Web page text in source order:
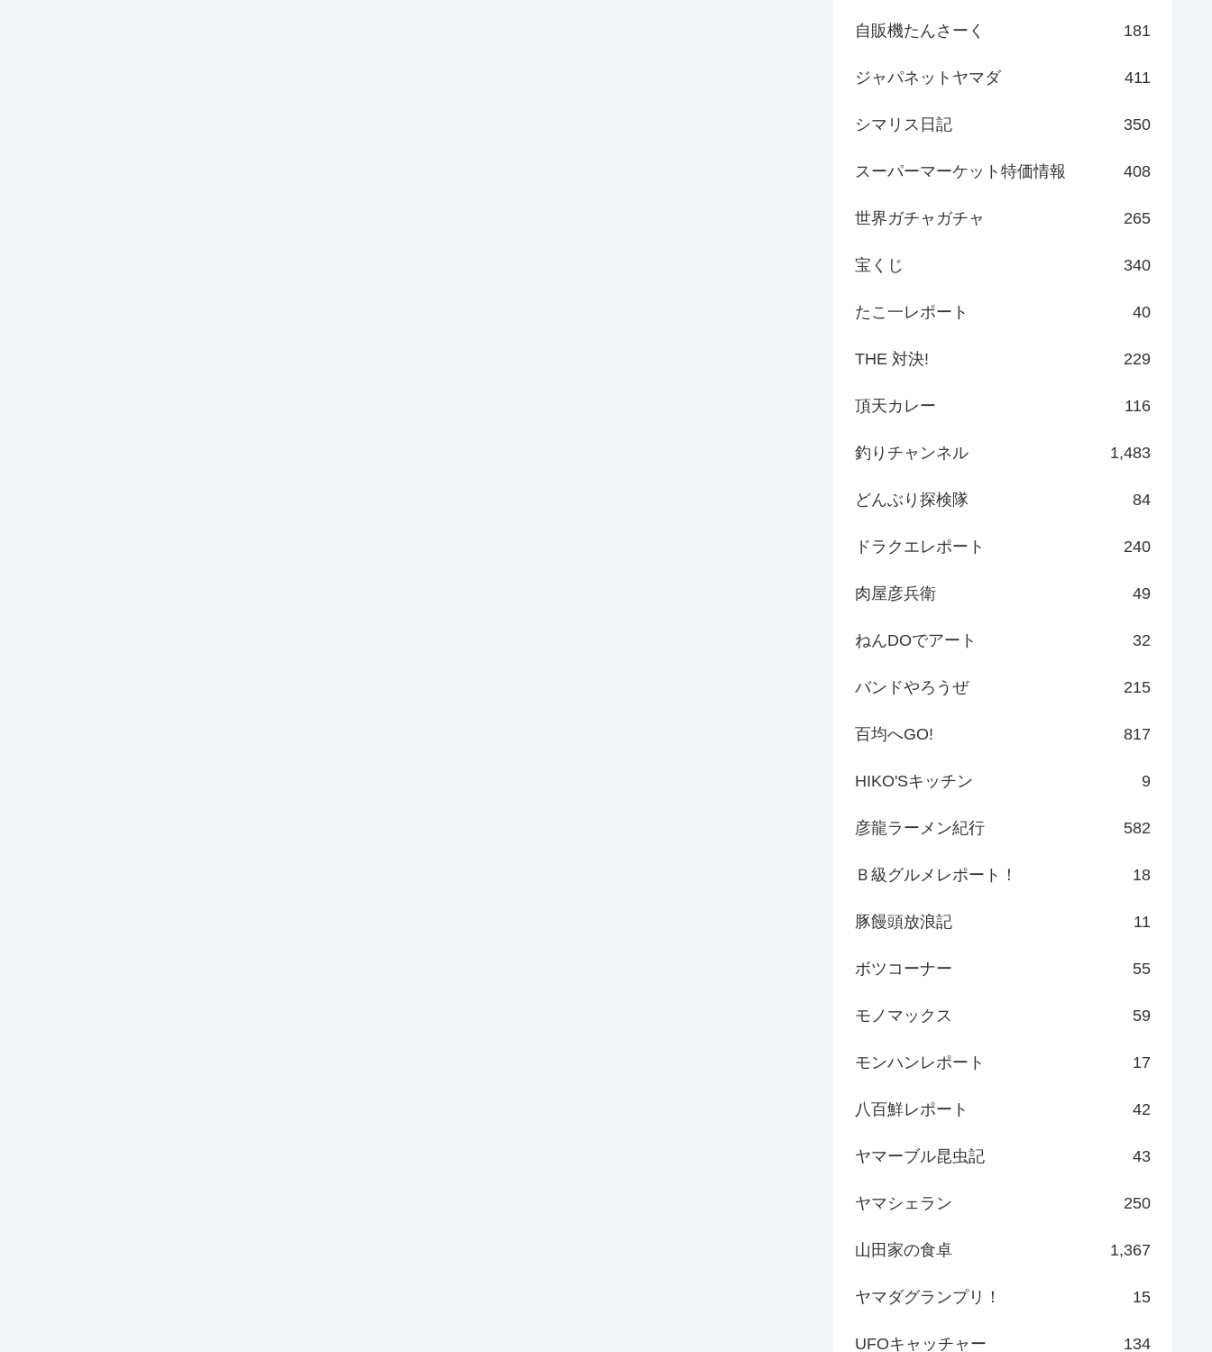
自販機たんさーく 181
ジャパネットヤマダ 411
シマリス日記 350
スーパーマーケット特価情報 408
世界ガチャガチャ 265
宝くじ 340
たこ一レポート 40
THE 対決! 229
頂天カレー 116
釣りチャンネル 1,483
どんぶり探検隊 84
ドラクエレポート 240
肉屋彦兵衛 49
ねんDOでアート 32
バンドやろうぜ 215
百均へGO! 817
HIKO'Sキッチン 9
彦龍ラーメン紀行 582
Ｂ級グルメレポート！ 18
豚饅頭放浪記 11
ボツコーナー 55
モノマックス 59
モンハンレポート 17
八百鮮レポート 42
ヤマーブル昆虫記 43
ヤマシェラン 250
山田家の食卓 1,367
ヤマダグランプリ！ 15
UFOキャッチャー 134